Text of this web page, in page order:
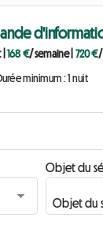
|168 €/ semaine| 720 €/
minimum : 1 nuit
Objet du